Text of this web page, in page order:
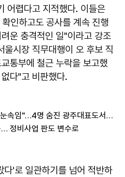
어렵다고 지적했다. 이들은
인하고도 공사를 계속 진행
운 충격적인 일"이라고 강조
울시장 직무대행이 오 후보 직
통부에 철근 누락을 보고했
다"고 비판했다.
"용접 부위에 철근 넣어 눈속임"…4명 숨진 광주대표도서관 붕괴는 '인재'
정비사업 판도 변수로
다'로 일관하기를 넘어 적반하